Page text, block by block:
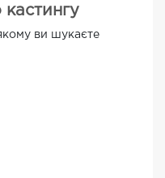
кастингу
ви шукаєте